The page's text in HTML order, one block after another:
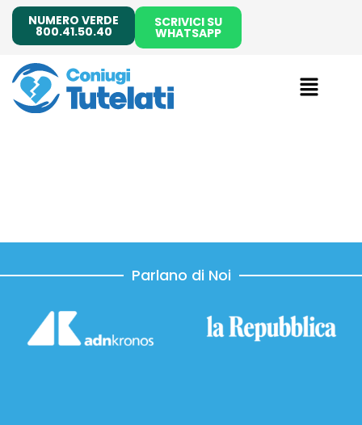
NUMERO VERDE
800.41.50.40
SCRIVICI SU
WHATSAPP
Parlano di Noi